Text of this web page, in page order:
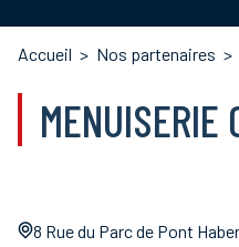
Fil
Accueil Nos partenaires
MENUISERIE
8 Rue du Parc de Pont